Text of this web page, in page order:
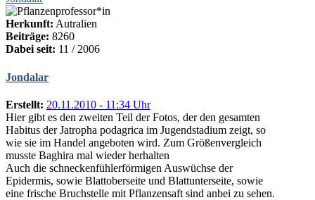
Herkunft: Autralien
Beiträge: 8260
Dabei seit: 11 / 2006
Jondalar
Erstellt: 20.11.2010 - 11:34 Uhr
Hier gibt es den zweiten Teil der Fotos, der den gesamten
Habitus der Jatropha podagrica im Jugendstadium zeigt, so
wie sie im Handel angeboten wird. Zum Größenvergleich
musste Baghira mal wieder herhalten
Auch die schneckenfühlerförmigen Auswüchse der
Epidermis, sowie Blattoberseite und Blattunterseite, sowie
eine frische Bruchstelle mit Pflanzensaft sind anbei zu sehen.